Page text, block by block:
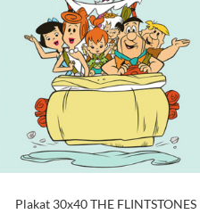
Plakat 30x40 THE FLINTSTONES